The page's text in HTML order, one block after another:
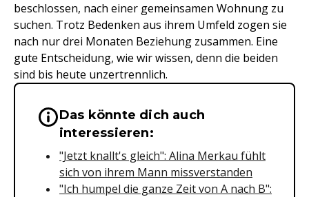
beschlossen, nach einer gemeinsamen Wohnung zu
suchen. Trotz Bedenken aus ihrem Umfeld zogen sie
nach nur drei Monaten Beziehung zusammen. Eine
gute Entscheidung, wie wir wissen, denn die beiden
sind bis heute unzertrennlich.
Wichtige Hinweise &
Das könnte dich auch
interessieren:
"Jetzt knallt's gleich": Alina Merkau fühlt
sich von ihrem Mann missverstanden
"Ich humpel die ganze Zeit von A nach B":